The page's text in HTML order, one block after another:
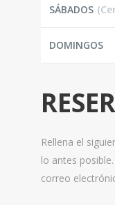
SÁBADOS
DOMINGOS
Rellena el
lo antes
correo